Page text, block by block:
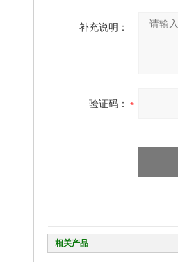
补充说明：
验证码：
相关产品